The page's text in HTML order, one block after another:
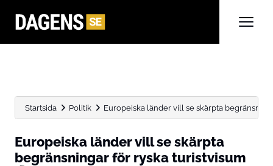
Startsida Politik Europeiska länder vill se skärpta
Europeiska länder vill se skärpta
begränsningar för ryska turistvisum